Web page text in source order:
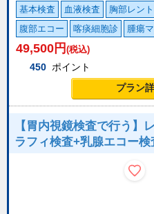
基本検査 血液検査 胸部レン
腹部エコー
喀痰細胞診 腫瘍
49,500 円 (税込)
450 ポイント
プラン
【胃内視鏡検査で行う】
ラフィ検査+乳腺エコー